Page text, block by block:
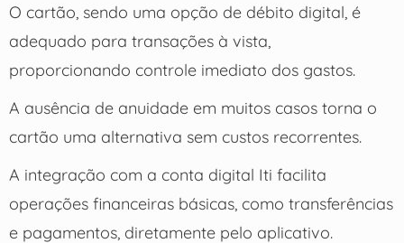
O cartão, sendo uma opção de débito digital, é
adequado para transações à vista,
proporcionando controle imediato dos gastos.
A ausência de anuidade em muitos casos torna o
cartão uma alternativa sem custos recorrentes.
A integração com a conta digital Iti facilita
operações financeiras básicas, como transferências
e pagamentos, diretamente pelo aplicativo.